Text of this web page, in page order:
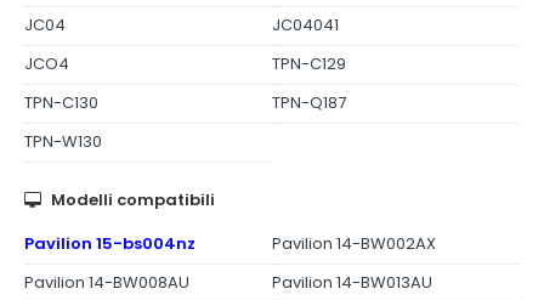
JC04
JC04041
JCO4
TPN-C129
TPN-C130
TPN-Q187
TPN-W130
Modelli compatibili
Pavilion 15-bs004nz
Pavilion 14-BW002AX
Pavilion 14-BW008AU
Pavilion 14-BW013AU